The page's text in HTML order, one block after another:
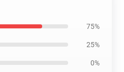
75%
25%
0%